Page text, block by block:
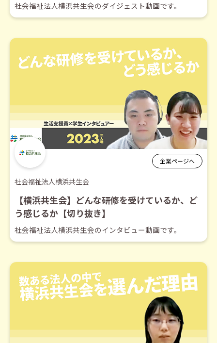
社会福祉法人横浜共生会のダイジェスト動画です。
企業ページへ
社会福祉法人横浜共生会
【横浜共生会】どんな研修を受けているか、ど
う感じるか【切り抜き】
社会福祉法人横浜共生会のインタビュー動画です。